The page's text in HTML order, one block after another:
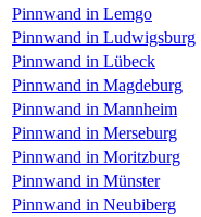
Pinnwand in Lemgo
Pinnwand in Ludwigsburg
Pinnwand in Lübeck
Pinnwand in Magdeburg
Pinnwand in Mannheim
Pinnwand in Merseburg
Pinnwand in Moritzburg
Pinnwand in Münster
Pinnwand in Neubiberg